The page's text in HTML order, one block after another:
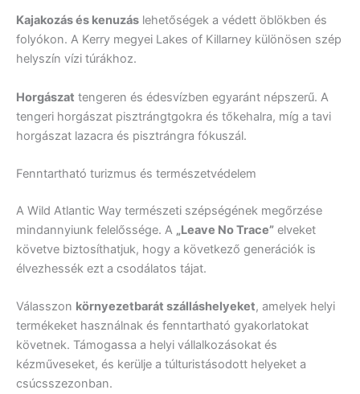
Kajakozás és kenuzás lehetőségek a védett öblökben és
folyókon. A Kerry megyei Lakes of Killarney különösen szép
helyszín vízi túrákhoz.
Horgászat tengeren és édesvízben egyaránt népszerű. A
tengeri horgászat pisztrángtgokra és tőkehalra, míg a tavi
horgászat lazacra és pisztrángra fókuszál.
Fenntartható turizmus és természetvédelem
A Wild Atlantic Way természeti szépségének megőrzése
mindannyiunk felelőssége. A „Leave No Trace” elveket
követve biztosíthatjuk, hogy a következő generációk is
élvezhessék ezt a csodálatos tájat.
Válasszon környezetbarát szálláshelyeket, amelyek helyi
termékeket használnak és fenntartható gyakorlatokat
követnek. Támogassa a helyi vállalkozásokat és
kézműveseket, és kerülje a túlturistásodott helyeket a
csúcsszezonban.